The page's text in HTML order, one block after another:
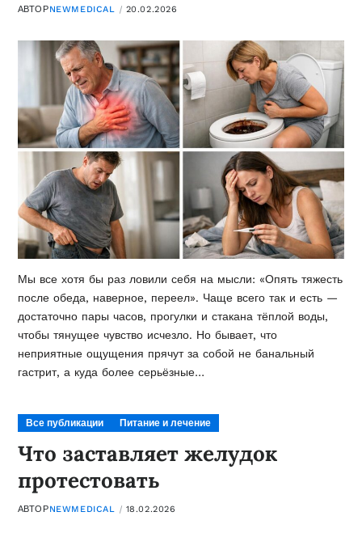
АВТОРNEWMEDICAL 20.02.2026
Мы все хотя бы раз ловили себя на мысли: «Опять тяжесть
после обеда, наверное, переел». Чаще всего так и есть —
достаточно пары часов, прогулки и стакана тёплой воды,
чтобы тянущее чувство исчезло. Но бывает, что
неприятные ощущения прячут за собой не банальный
гастрит, а куда более серьёзные…
Все публикации Питание и лечение
Что заставляет желудок
протестовать
АВТОРNEWMEDICAL 18.02.2026